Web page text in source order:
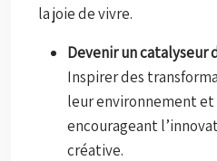
la joie de vivre.
Devenir un catalyseur
Inspirer des
leur environnement et
encourageant
créative.